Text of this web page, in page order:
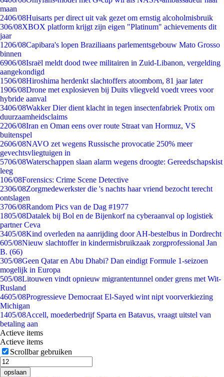
maan
2406/08Huisarts per direct uit vak gezet om ernstig alcoholmisbruik
306/08XBOX platform krijgt zijn eigen "Platinum" achievements dit
jaar
1206/08Capibara's lopen Braziliaans parlementsgebouw Mato Grosso
binnen
6906/08Israël meldt dood twee militairen in Zuid-Libanon, vergelding
aangekondigd
1506/08Hiroshima herdenkt slachtoffers atoombom, 81 jaar later
1906/08Drone met explosieven bij Duits vliegveld voedt vrees voor
hybride aanval
3406/08Wakker Dier dient klacht in tegen insectenfabriek Protix om
duurzaamheidsclaims
2206/08Iran en Oman eens over route Straat van Hormuz, VS
buitenspel
2606/08NAVO zet wegens Russische provocatie 250% meer
gevechtsvliegtuigen in
5706/08Waterschappen slaan alarm wegens droogte: Gereedschapskist
leeg
106/08Forensics: Crime Scene Detective
2306/08Zorgmedewerkster die 's nachts haar vriend bezocht terecht
ontslagen
3706/08Random Pics van de Dag #1977
1805/08Datalek bij Bol en de Bijenkorf na cyberaanval op logistiek
partner Ceva
3405/08Kind overleden na aanrijding door AH-bestelbus in Dordrecht
605/08Nieuw slachtoffer in kindermisbruikzaak zorgprofessional Jan
B. (66)
305/08Geen Qatar en Abu Dhabi? Dan eindigt Formule 1-seizoen
mogelijk in Europa
505/08Litouwen vindt opnieuw migrantentunnel onder grens met Wit-
Rusland
4605/08Progressieve Democraat El-Sayed wint nipt voorverkiezing
Michigan
1405/08Accell, moederbedrijf Sparta en Batavus, vraagt uitstel van
betaling aan
Actieve items
Actieve items
Scrollbar gebruiken
opslaan